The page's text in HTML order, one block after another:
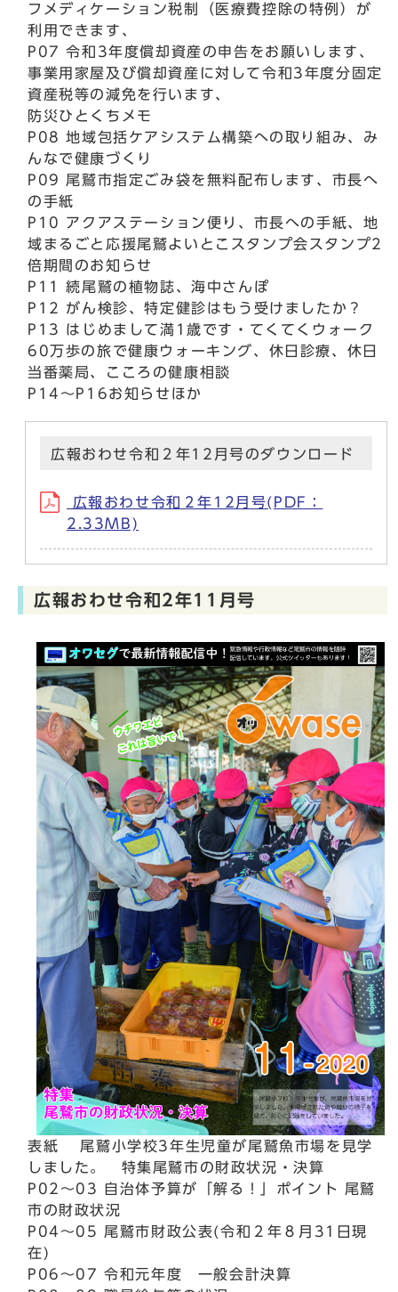
フメディケーション税制（医療費控除の特例）が
利用できます、
P07 令和3年度償却資産の申告をお願いします、
事業用家屋及び償却資産に対して令和3年度分固定
資産税等の減免を行います、
防災ひとくちメモ
P08 地域包括ケアシステム構築への取り組み、み
んなで健康づくり
P09 尾鷲市指定ごみ袋を無料配布します、市長へ
の手紙
P10 アクアステーション便り、市長への手紙、地
域まるごと応援尾鷲よいとこスタンプ会スタンプ2
倍期間のお知らせ
P11 続尾鷲の植物誌、海中さんぽ
P12 がん検診、特定健診はもう受けましたか？
P13 はじめまして満1歳です・てくてくウォーク
60万歩の旅で健康ウォーキング、休日診療、休日
当番薬局、こころの健康相談
P14～P16お知らせほか
広報おわせ令和２年12月号のダウンロード
広報おわせ令和２年12月号(PDF：
2.33MB)
広報おわせ令和2年11月号
表紙 尾鷲小学校3年生児童が尾鷲魚市場を見学
しました。 特集尾鷲市の財政状況・決算
P02～03 自治体予算が「解る！」ポイント 尾鷲
市の財政状況
P04～05 尾鷲市財政公表(令和２年８月31日現
在)
P06～07 令和元年度 一般会計決算